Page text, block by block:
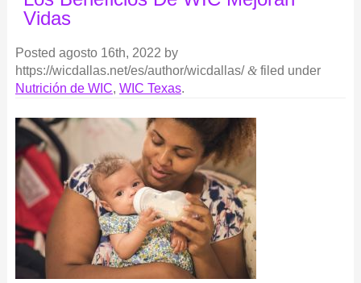
Vidas
Posted agosto 16th, 2022 by
https://wicdallas.net/es/author/wicdallas/ &filed under
Nutrición de WIC, WIC Texas.